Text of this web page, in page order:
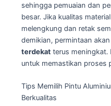
sehingga pemuaian dan
besar. Jika kualitas
melengkung dan retak
demikian, permintaan akan
terdekat terus meningkat.
untuk memastikan proses
Tips Memilih Pintu
Berkualitas